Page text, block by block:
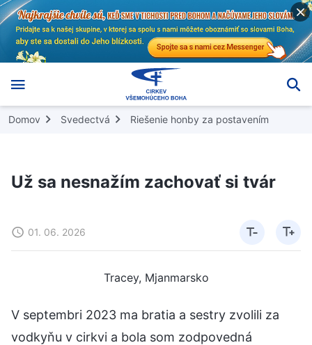
Domov Svedectvá Riešenie honby za postavením
Už sa nesnažím zachovať si tvár
01. 06. 2026
Tracey, Mjanmarsko
V septembri 2023 ma bratia a sestry zvolili za
vodkyňu v cirkvi a bola som zodpovedná